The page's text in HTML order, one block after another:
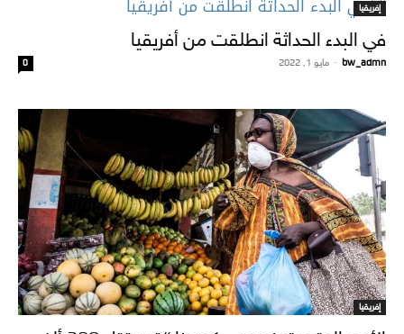
إفريقيا
في البدء الحداثة انطلقت من أفريقيا
bw_admn
- مايو 1, 2022 0
إفريقيا